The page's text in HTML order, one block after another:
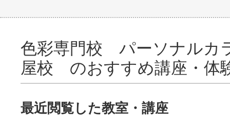
色彩専門校 パーソナルカ
屋校 のおすすめ講座・体
最近閲覧した教室・講座